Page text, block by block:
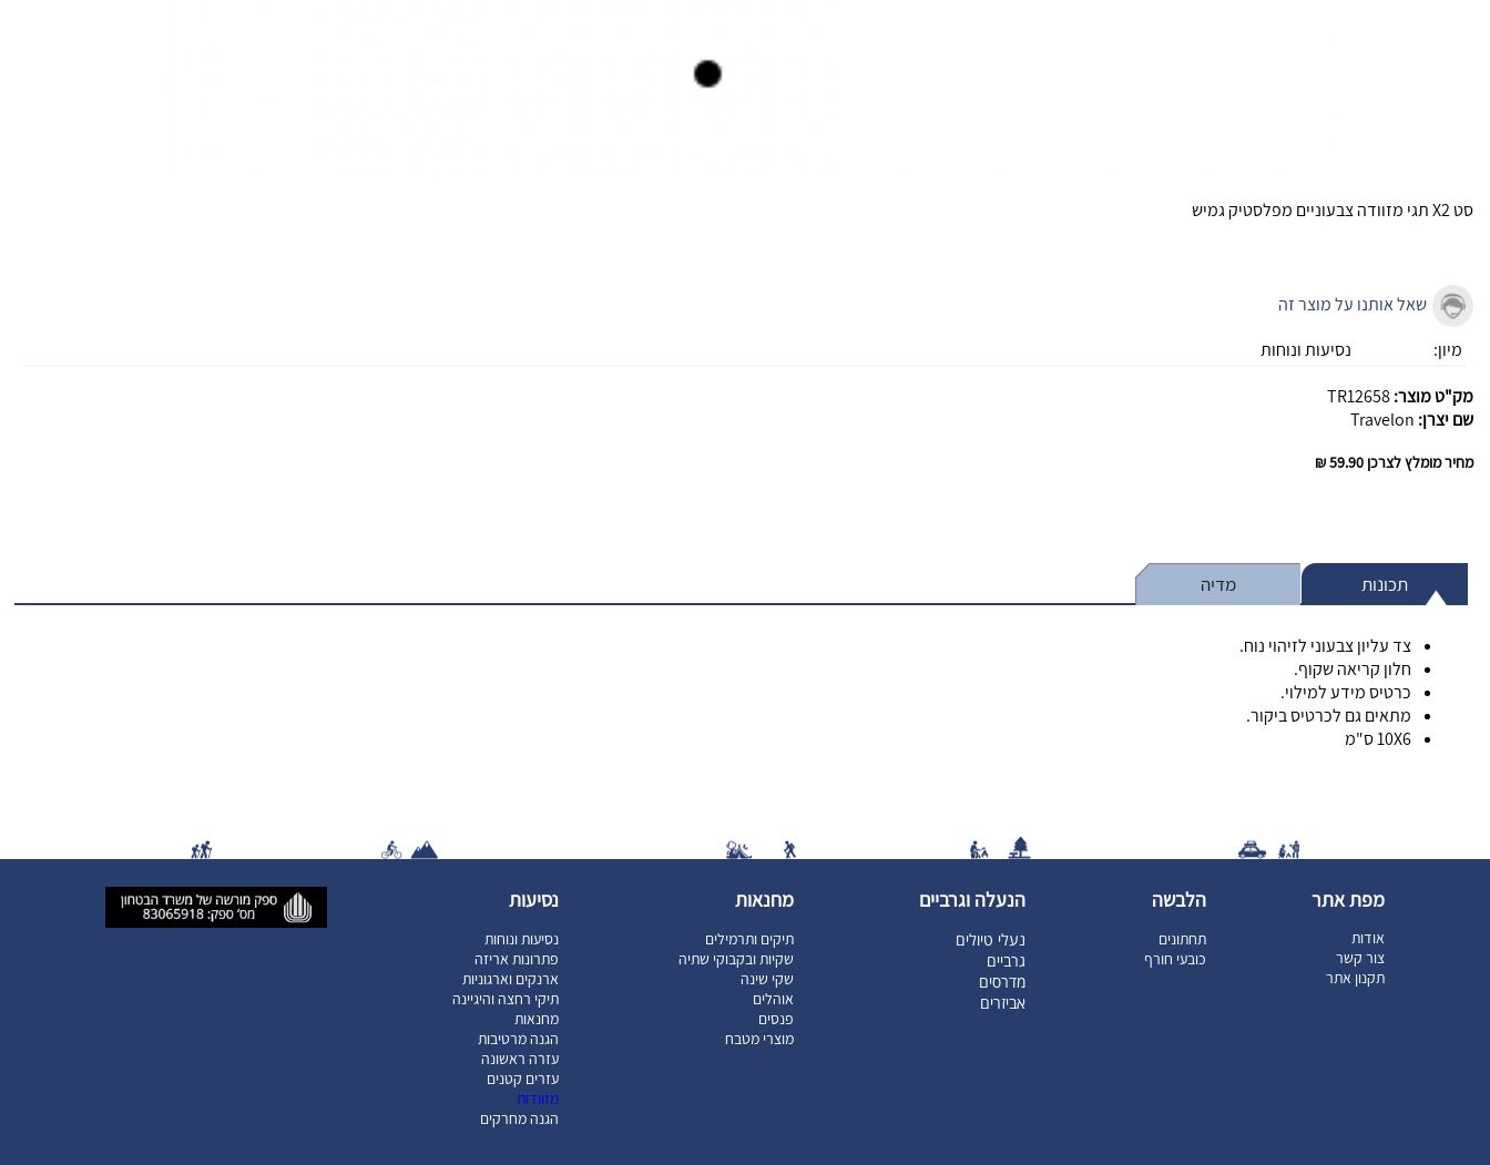
סט X2 תגי מזוודה צבעוניים מפלסטיק גמיש
שאל אותנו על מוצר זה
מיון:
נסיעות ונוחות
מק"ט מוצר:TR12658
שם יצרן: Travelon
מחיר מומלץ לצרכן 59.90 ₪
תכונות מדיה
צד עליון צבעוני לזיהוי נוח.
חלון קריאה שקוף.
כרטיס מידע למילוי.
מתאים גם לכרטיס ביקור.
10X6 ס"מ
מפת אתר
אודות
צור קשר
תקנון אתר
הלבשה
תחתונים
כובעי חורף
הנעלה וגרביים
נעלי טיולים
גרביים
מדרסים
אביזרים
מחנאות
תיקים ותרמילים
שקיות ובקבוקי שתיה
שקי שינה
אוהלים
פנסים
מוצרי מטבח
נסיעות
נסיעות ונוחות
פתרונות אריזה
ארנקים וארגוניות
תיקי רחצה והיגיינה
מחנאות
הגנה מרטיבות
עזרה ראשונה
עזרים קטנים
מזוודות
הגנה מחרקים